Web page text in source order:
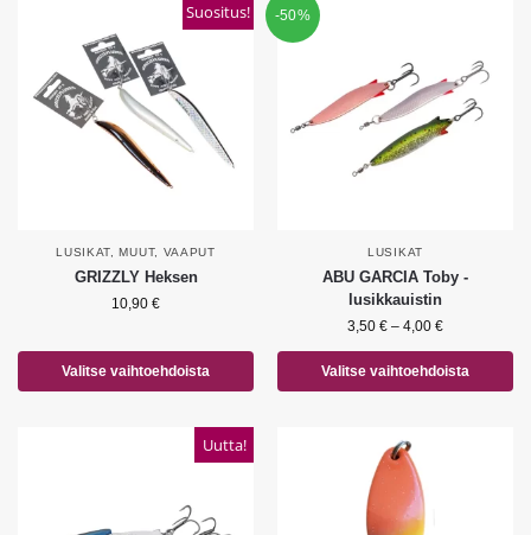
Suositus!
LUSIKAT ,MUUT, VAAPUT
GRIZZLY Heksen
10,90 €
Valitse vaihtoehdoista
-50%
LUSIKAT
ABU GARCIA Toby -
lusikkauistin
3,50 € – 4,00 €
Valitse vaihtoehdoista
Uutta!